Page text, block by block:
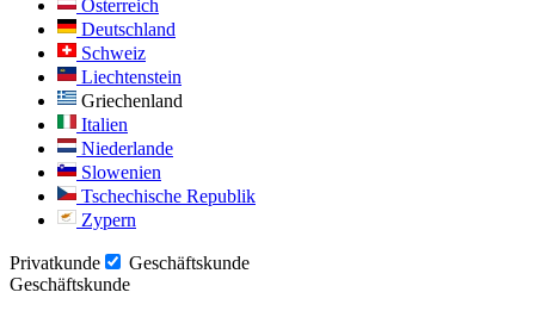
Österreich
Deutschland
Schweiz
Liechtenstein
Griechenland
Italien
Niederlande
Slowenien
Tschechische Republik
Zypern
Privatkunde
Geschäftskunde
Geschäftskunde